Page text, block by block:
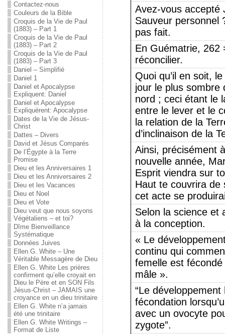
Contactez-nous
Couleurs de la Bible
Croquis de la Vie de Paul
(1883) – Part 1
Croquis de la Vie de Paul
(1883) – Part 2
Croquis de la Vie de Paul
(1883) – Part 3
Daniel – Simplifié
Daniel 1
Daniel et Apocalypse
Expliquent: Daniel
Daniel et Apocalypse
Expliquèrent: Apocalypse
Dates de la Vie de Jésus-
Christ
Dattes – Divers
David et Jésus Comparés
De l’Égypte à la Terre
Promise
Dieu et les Anniversaires 1
Dieu et les Anniversaires 2
Dieu et les Vacances
Dieu et Noel
Dieu et Vote
Dieu veut que nous soyons
Végétaliens – et toi?
Dîme Bienveillance
Systématique
Données Juives
Ellen G. White – Une
Véritable Messagère de Dieu
Ellen G. White Les prières
confirment qu’elle croyait en
Dieu le Père et en SON Fils
Jésus-Christ – JAMAIS une
croyance en un dieu trinitaire
Ellen G. White n’a jamais
été une trinitaire
Ellen G. White Writings –
Format de Liste
Avez-vous accepté
Sauveur personnel
pas fait.
En Guématrie, 262
réconcilier.
Quoi qu’il en soit,
jour le plus sombre
nord ; ceci étant le
entre le lever et le
la relation de la
d’inclinaison de la
Ainsi, précisément
nouvelle année,
Esprit viendra sur
Haut te couvrira de
cet acte se
Selon la science et
à la conception.
« Le
continu qui
femelle est
mâle ».
“Le
fécondation
avec un ovocyte
zygote”.